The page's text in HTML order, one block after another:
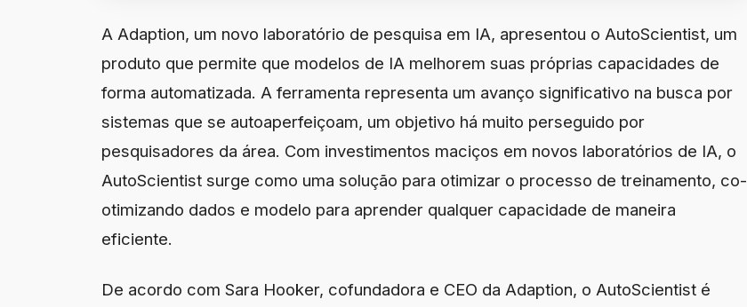
A Adaption, um novo laboratório de pesquisa em IA, apresentou o AutoScientist, um
produto que permite que modelos de IA melhorem suas próprias capacidades de
forma automatizada. A ferramenta representa um avanço significativo na busca por
sistemas que se autoaperfeiçoam, um objetivo há muito perseguido por
pesquisadores da área. Com investimentos maciços em novos laboratórios de IA, o
AutoScientist surge como uma solução para otimizar o processo de treinamento, co-
otimizando dados e modelo para aprender qualquer capacidade de maneira
eficiente.
De acordo com Sara Hooker, cofundadora e CEO da Adaption, o AutoScientist é